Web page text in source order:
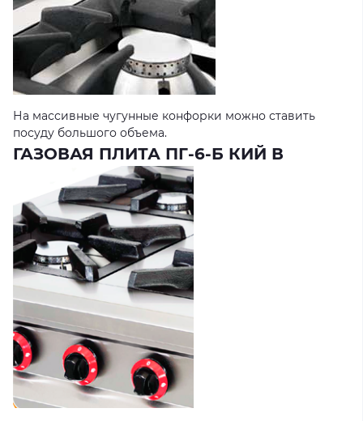
На массивные чугунные конфорки можно ставить
посуду большого объема.
ГАЗОВАЯ ПЛИТА ПГ-6-Б КИЙ В